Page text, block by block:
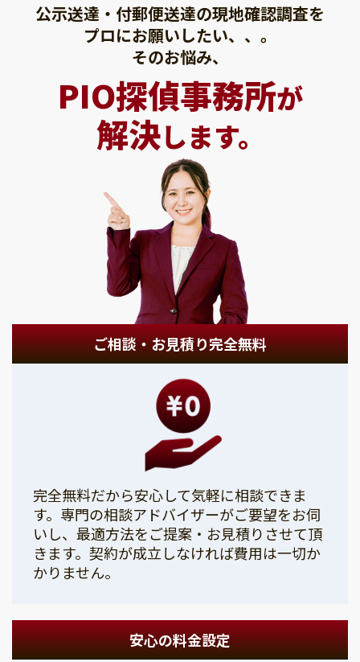
公示送達・付郵便送達の現地確認調査を
プロにお願いしたい、、。
そのお悩み、
PIO探偵事務所が
解決します。
ご相談・お見積り完全無料
完全無料だから安心して気軽に相談できま
す。専門の相談アドバイザーがご要望をお伺
いし、最適方法をご提案・お見積りさせて頂
きます。契約が成立しなければ費用は一切か
かりません。
安心の料金設定